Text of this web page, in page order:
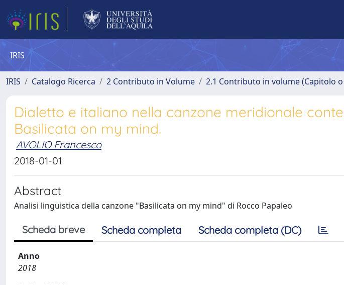
IRIS
IRIS Catalogo Ricerca 2 Contributo in Volume 2.1 Contributo in volume (Capitolo
Dialetto e italiano nella canzone meridionale
Basilicata on my mind.
AVOLIO Francesco
2018-01-01
Abstract
Analisi linguistica della canzone "Basilicata on my mind" di Rocco Papaleo
Scheda breve Scheda completa Scheda completa (DC)
Anno
2018